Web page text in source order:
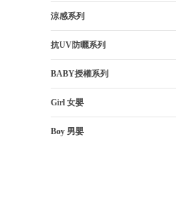
涼感系列
抗UV防曬系列
BABY授權系列
Girl 女嬰
Boy 男嬰